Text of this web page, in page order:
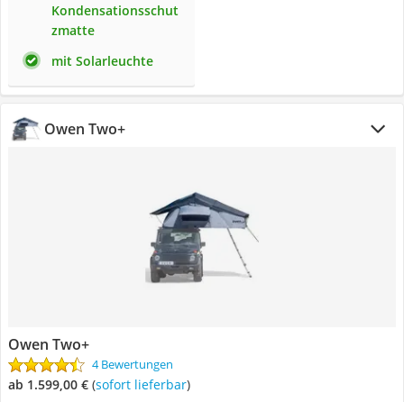
Kondensationsschut
zmatte
mit Solarleuchte
Owen Two+
Owen Two+
4 Bewertungen
ab 1.599,00 € ( Sofort lieferbar)